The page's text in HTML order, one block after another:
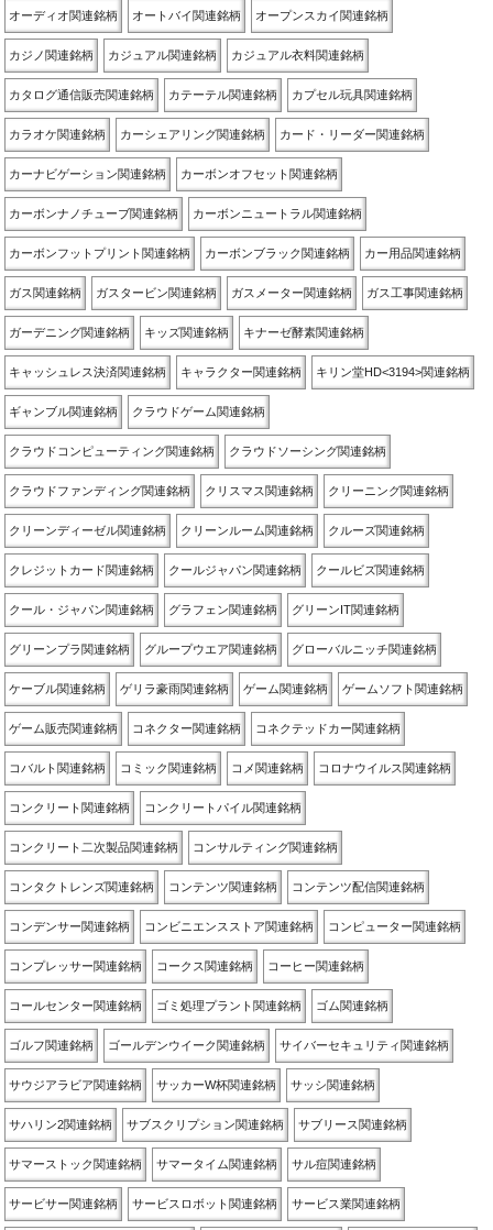
オーディオ関連銘柄 オートバイ関連銘柄 オープンスカイ関連銘柄
カジノ関連銘柄 カジュアル関連銘柄 カジュアル衣料関連銘柄
カタログ通信販売関連銘柄 カテーテル関連銘柄 カプセル玩具関連銘柄
カラオケ関連銘柄 カーシェアリング関連銘柄 カード・リーダー関連銘柄
カーナビゲーション関連銘柄 カーボンオフセット関連銘柄
カーボンナノチューブ関連銘柄 カーボンニュートラル関連銘柄
カーボンフットプリント関連銘柄 カーボンブラック関連銘柄 カー用品関連銘柄
ガス関連銘柄 ガスタービン関連銘柄 ガスメーター関連銘柄 ガス工事関連銘柄
ガーデニング関連銘柄 キッズ関連銘柄 キナーゼ酵素関連銘柄
キャッシュレス決済関連銘柄 キャラクター関連銘柄 キリン堂HD<3194>関連銘柄
ギャンブル関連銘柄 クラウドゲーム関連銘柄
クラウドコンピューティング関連銘柄 クラウドソーシング関連銘柄
クラウドファンディング関連銘柄 クリスマス関連銘柄 クリーニング関連銘柄
クリーンディーゼル関連銘柄 クリーンルーム関連銘柄 クルーズ関連銘柄
クレジットカード関連銘柄 クールジャパン関連銘柄 クールビズ関連銘柄
クール・ジャパン関連銘柄 グラフェン関連銘柄 グリーンIT関連銘柄
グリーンプラ関連銘柄 グループウエア関連銘柄 グローバルニッチ関連銘柄
ケーブル関連銘柄 ゲリラ豪雨関連銘柄 ゲーム関連銘柄 ゲームソフト関連銘柄
ゲーム販売関連銘柄 コネクター関連銘柄 コネクテッドカー関連銘柄
コバルト関連銘柄 コミック関連銘柄 コメ関連銘柄 コロナウイルス関連銘柄
コンクリート関連銘柄 コンクリートパイル関連銘柄
コンクリート二次製品関連銘柄 コンサルティング関連銘柄
コンタクトレンズ関連銘柄 コンテンツ関連銘柄 コンテンツ配信関連銘柄
コンデンサー関連銘柄 コンビニエンスストア関連銘柄 コンピューター関連銘柄
コンプレッサー関連銘柄 コークス関連銘柄 コーヒー関連銘柄
コールセンター関連銘柄 ゴミ処理プラント関連銘柄 ゴム関連銘柄
ゴルフ関連銘柄 ゴールデンウイーク関連銘柄 サイバーセキュリティ関連銘柄
サウジアラビア関連銘柄 サッカーW杯関連銘柄 サッシ関連銘柄
サハリン2関連銘柄 サブスクリプション関連銘柄 サブリース関連銘柄
サマーストック関連銘柄 サマータイム関連銘柄 サル痘関連銘柄
サービサー関連銘柄 サービスロボット関連銘柄 サービス業関連銘柄